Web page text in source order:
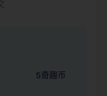
5奇趣币